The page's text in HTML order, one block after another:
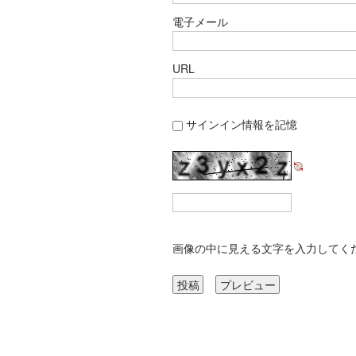
電子メール
URL
サインイン情報を記憶
画像の中に見える文字を入力してく